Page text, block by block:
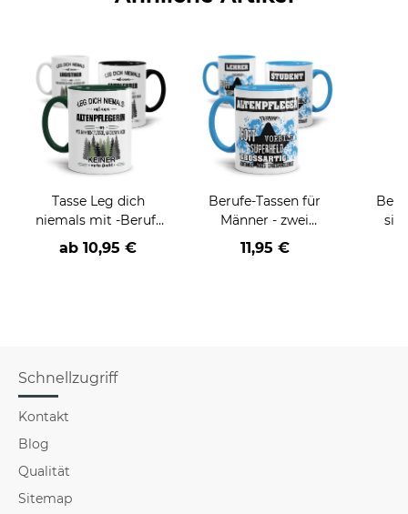
Tasse Leg dich
niemals mit -Beruf-
an
ab 10,95 €
Berufe-Tassen für
Männer - zwei
Farbvarianten
11,95 €
Schnellzugriff
Kontakt
Blog
Qualität
Sitemap